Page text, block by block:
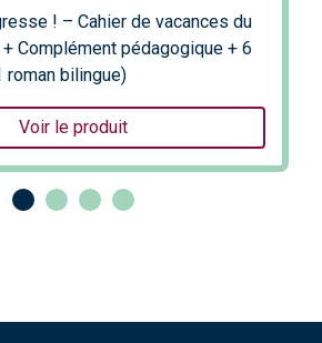
! – Cahier de vacances du
Complément pédagogique + 6
roman bilingue)
Voir le produit